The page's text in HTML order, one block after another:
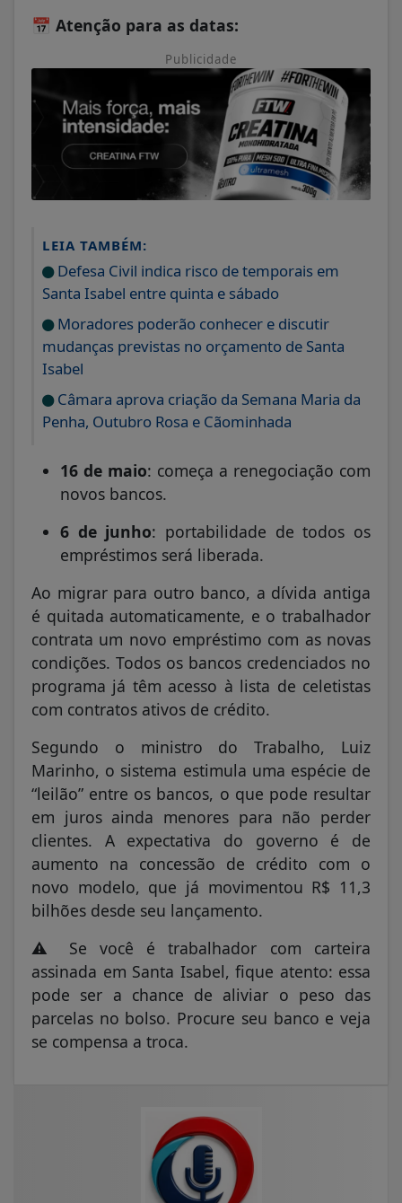
📅 Atenção para as datas:
Publicidade
LEIA TAMBÉM:
Defesa Civil indica risco de temporais em
Santa Isabel entre quinta e sábado
Moradores poderão conhecer e discutir
mudanças previstas no orçamento de Santa
Isabel
Câmara aprova criação da Semana Maria da
Penha, Outubro Rosa e Cãominhada
16 de maio: começa a renegociação com
novos bancos.
6 de junho: portabilidade de todos os
empréstimos será liberada.
Ao migrar para outro banco, a dívida antiga
é quitada automaticamente, e o trabalhador
contrata um novo empréstimo com as novas
condições. Todos os bancos credenciados no
programa já têm acesso à lista de celetistas
com contratos ativos de crédito.
Segundo o ministro do Trabalho, Luiz
Marinho, o sistema estimula uma espécie de
“leilão” entre os bancos, o que pode resultar
em juros ainda menores para não perder
clientes. A expectativa do governo é de
aumento na concessão de crédito com o
novo modelo, que já movimentou R$ 11,3
bilhões desde seu lançamento.
⚠️ Se você é trabalhador com carteira
assinada em Santa Isabel, fique atento: essa
pode ser a chance de aliviar o peso das
parcelas no bolso. Procure seu banco e veja
se compensa a troca.